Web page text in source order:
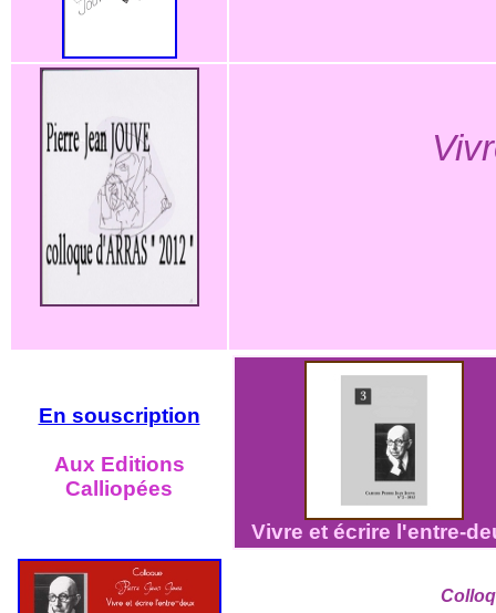
En souscription
Aux Editions
Calliopées
Vivre et écrire l'entre-